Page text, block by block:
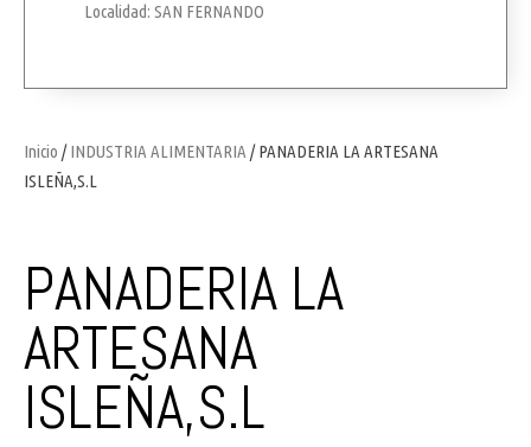
Inicio /INDUSTRIA ALIMENTARIA / PANADERIA LA ARTESANA
ISLEÑA,S.L
PANADERIA LA
ARTESANA
ISLEÑA,S.L
Localidad: SAN FERNANDO